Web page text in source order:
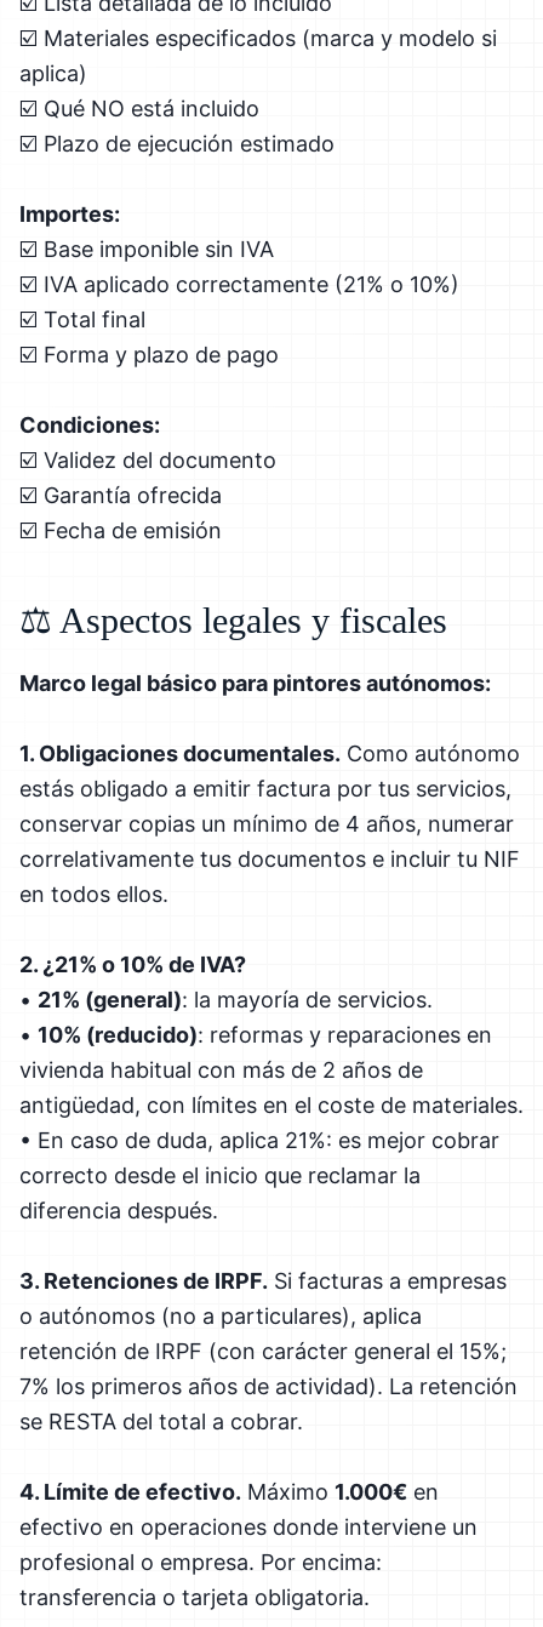
☑️ Materiales especificados (marca y modelo si
aplica)
☑️ Qué NO está incluido
☑️ Plazo de ejecución estimado
Importes:
☑️ Base imponible sin IVA
☑️ IVA aplicado correctamente (21% o 10%)
☑️ Total final
☑️ Forma y plazo de pago
Condiciones:
☑️ Validez del documento
☑️ Garantía ofrecida
☑️ Fecha de emisión
⚖️ Aspectos legales y fiscales
Marco legal básico para pintores autónomos:
1. Obligaciones documentales. Como autónomo
estás obligado a emitir factura por tus servicios,
conservar copias un mínimo de 4 años, numerar
correlativamente tus documentos e incluir tu NIF
en todos ellos.
2. ¿21% o 10% de IVA?
• 21% (general): la mayoría de servicios.
• 10% (reducido): reformas y reparaciones en
vivienda habitual con más de 2 años de
antigüedad, con límites en el coste de materiales.
• En caso de duda, aplica 21%: es mejor cobrar
correcto desde el inicio que reclamar la
diferencia después.
3. Retenciones de IRPF. Si facturas a empresas
o autónomos (no a particulares), aplica
retención de IRPF (con carácter general el 15%;
7% los primeros años de actividad). La retención
se RESTA del total a cobrar.
4. Límite de efectivo. Máximo 1.000€ en
efectivo en operaciones donde interviene un
profesional o empresa. Por encima:
transferencia o tarjeta obligatoria.